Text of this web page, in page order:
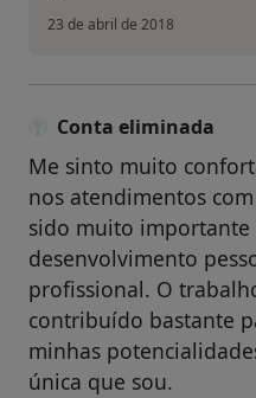
23 de abril de 2018
Conta eliminada
Me sinto muito
nos atendimentos
sido muito importante
desenvolvimento
profissional. O
contribuído bastante
minhas
única que sou.